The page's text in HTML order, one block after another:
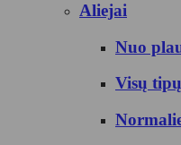
Aliejai
Nuo
Visų